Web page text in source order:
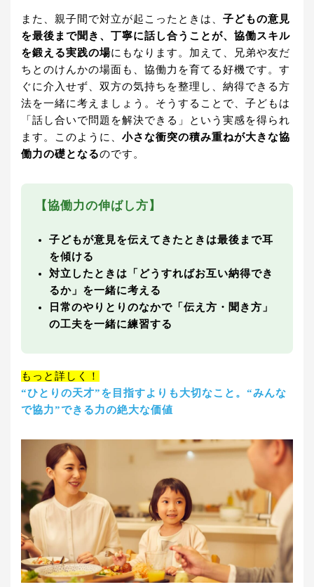
また、親子間で対立が起こったときは、 子どもの意見
を最後まで聞き、丁寧に話し合うことが、協働スキル
を鍛える実践の場にもなります。加えて、兄弟や友だ
ちとのけんかの場面も、協働力を育てる好機です。す
ぐに介入せず、双方の気持ちを整理し、納得できる方
法を一緒に考えましょう。そうすることで、子どもは
「話し合いで問題を解決できる」という実感を得られ
ます。このように、 小さな衝突の積み重ねが大きな協
働力の礎となるのです。
【協働力の伸ばし方】
子どもが意見を伝えてきたときは最後まで耳
を傾ける
対立したときは「どうすればお互い納得でき
るか」を一緒に考える
日常のやりとりのなかで「伝え方・聞き方」
の工夫を一緒に練習する
もっと詳しく！
“ひとりの天才”を目指すよりも大切なこと。“みんな
で協力”できる力の絶大な価値